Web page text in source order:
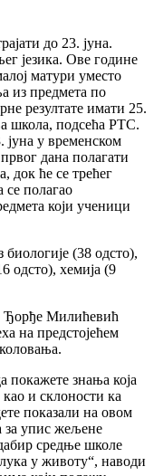
до 23. јуна.
језика. Ове године
матури уместо
из предмета по
резултате имати 25.
школа, подсећа РТС.
јуна у временском
дана полагати
док ће се трећег
се полагао
који ученици
(38 одсто),
одсто), хемија (9
Ђорђе Милићевић
на предстојећем
покажете знања која
и склоности ка
показали на овом
за упис жељене
средње школе
у животу“, наводи